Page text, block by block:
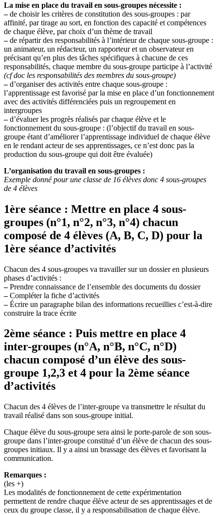
La mise en place du travail en sous-groupes nécessite :
–de choisir les critères de constitution des sous-groupes : par
affinité, par tirage au sort, en fonction des capacité et compétences
de chaque élève, par choix d’un thème de travail
–de répartir des responsabilités à l’intérieur de chaque sous-groupe :
un animateur, un rédacteur, un rapporteur et un observateur en
précisant qu’en plus des tâches spécifiques à chacune de ces
responsabilités, chaque membre du sous-groupe participe à l’activité
(cf doc les responsabilités des membres du sous-groupe)
–d’organiser des activités entre chaque sous-groupe :
l’apprentissage est favorisé par la mise en place d’un fonctionnement
avec des activités différenciées puis un regroupement en
intergroupes
–d’évaluer les progrès réalisés par chaque élève et le
fonctionnement du sous-groupe : (l’objectif du travail en sous-
groupe étant d’améliorer l’apprentissage individuel de chaque élève
en le rendant acteur de ses apprentissages, ce n’est donc pas la
production du sous-groupe qui doit être évaluée)
L’organisation du travail en sous-groupes :
Exemple donné pour une classe de 16 élèves donc 4 sous-groupes
de 4 élèves
1ère séance : Mettre en place 4 sous-
groupes (n°1, n°2, n°3, n°4) chacun
composé de 4 élèves (A, B, C, D) pour la
1ère séance d’activités
Chacun des 4 sous-groupes va travailler sur un dossier en plusieurs
phases d’activités :
–Prendre connaissance de l’ensemble des documents du dossier
–Compléter la fiche d’activités
–Écrire un paragraphe bilan des informations recueillies c’est-à-dire
construire la trace écrite
2ème séance : Puis mettre en place 4
inter-groupes (n°A, n°B, n°C, n°D)
chacun composé d’un élève des sous-
groupe 1,2,3 et 4 pour la 2ème séance
d’activités
Chacun des 4 élèves de l’inter-groupe va transmettre le résultat du
travail réalisé dans son sous-groupe initial.
Chaque élève du sous-groupe sera ainsi le porte-parole de son sous-
groupe dans l’inter-groupe constitué d’un élève de chacun des sous-
groupes initiaux. Il y a ainsi un brassage des élèves et favorisant la
communication.
Remarques :
(les +)
Les modalités de fonctionnement de cette expérimentation
permettent de rendre chaque élève acteur de ses apprentissages et de
ceux du groupe classe, il y a responsabilisation de chaque élève.